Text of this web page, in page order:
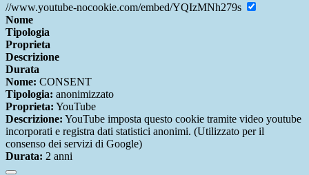
//www.youtube-nocookie.com/embed/YQIzMNh279s
Nome
Tipologia
Proprieta
Descrizione
Durata
Nome: CONSENT
Tipologia: anonimizzato
Proprieta: YouTube
Descrizione: YouTube imposta questo cookie tramite video youtube
incorporati e registra dati statistici anonimi. (Utilizzato per il
consenso dei servizi di Google)
Durata: 2 anni